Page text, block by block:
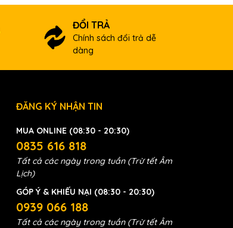
ĐỔI TRẢ
Chính sách đổi trả dễ
dàng
ĐĂNG KÝ NHẬN TIN
MUA ONLINE (08:30 - 20:30)
0835 616 818
Tất cả các ngày trong tuần (Trừ tết Âm
Lịch)
GÓP Ý & KHIẾU NẠI (08:30 - 20:30)
0939 066 188
Tất cả các ngày trong tuần (Trừ tết Âm